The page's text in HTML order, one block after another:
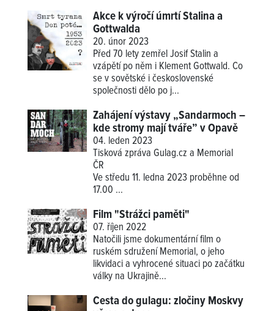
Akce k výročí úmrtí Stalina a
Gottwalda
20. únor 2023
Před 70 lety zemřel Josif Stalin a
vzápětí po něm i Klement Gottwald. Co
se v sovětské i československé
společnosti dělo po j...
Zahájení výstavy „Sandarmoch –
kde stromy mají tváře” v Opavě
04. leden 2023
Tisková zpráva Gulag.cz a Memorial
ČR
Ve středu 11. ledna 2023 proběhne od
17.00 ...
Film "Strážci paměti"
07. říjen 2022
Natočili jsme dokumentární film o
ruském sdružení Memorial, o jeho
likvidaci a vyhrocené situaci po začátku
války na Ukrajině...
Cesta do gulagu: zločiny Moskvy